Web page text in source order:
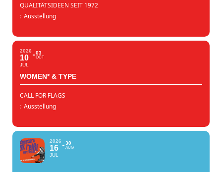
QUALITÄTSIDEEN SEIT 1972
: Ausstellung
2026
10
JUL
03
OCT
WOMEN* & TYPE
CALL FOR FLAGS
: Ausstellung
2026
16
JUL
30
AUG